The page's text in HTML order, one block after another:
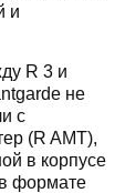
и
R 3 и
не
с
(R AMT),
в корпусе
формате